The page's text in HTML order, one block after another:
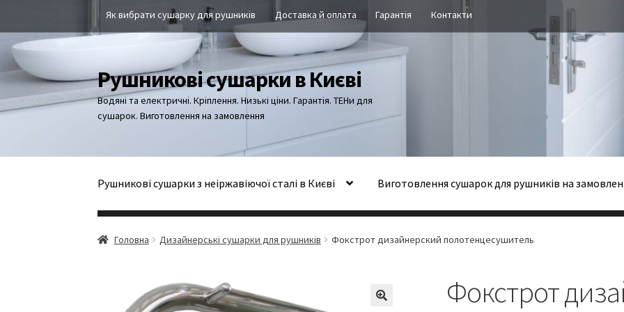
Перейти
Перейти
Як вибрати сушарку для рушників Доставка й оплата Гарантія Контакти
Рушникові сушарки в Києві
Водяні та електричні. Кріплення. Низькі ціни. Гарантія. ТЕНи для
сушарок. Виготовлення на замовлення
Рушникові сушарки з неіржавіючої сталі в Києві Виготовлення сушарок для рушників на
Головна Дизайнерські сушарки для рушників Фокстрот дизайнерский полотенцесушитель
Фокстрот